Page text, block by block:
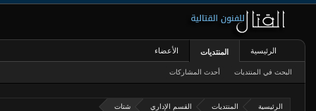
الرئيسية المنتديات القسم الإداري شتات
الرئيسية المنتديات
البحث في المنتديات أحدث المشاركات
الأعضاء